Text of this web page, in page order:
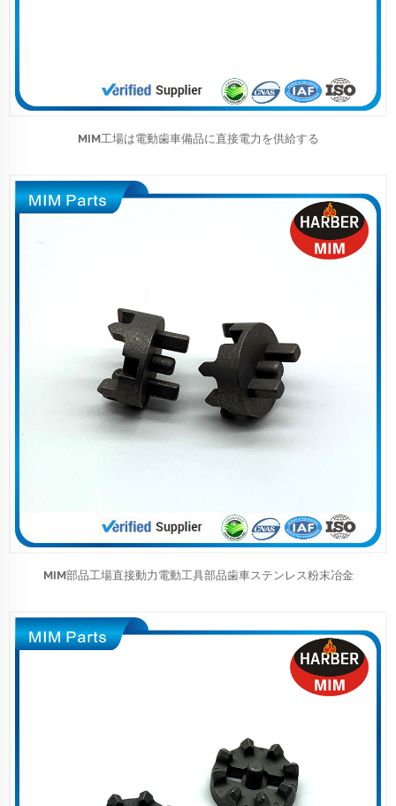
MIM工場は電動歯車備品に直接電力を供給する
MIM部品工場直接動力電動工具部品歯車ステンレス粉末冶金